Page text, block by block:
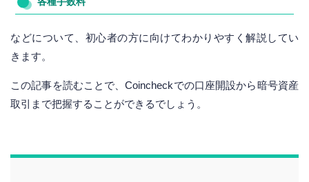
などについて、初心者の方に向けてわかりやすく解説してい
きます。
この記事を読むことで、Coincheckでの口座開設から暗号資産
取引まで把握することができるでしょう。